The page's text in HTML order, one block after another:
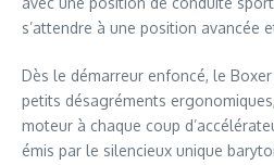
s’attendre à une position avancée
Dès le démarreur enfoncé, le
petits désagréments
moteur à chaque coup
émis par le silencieux unique